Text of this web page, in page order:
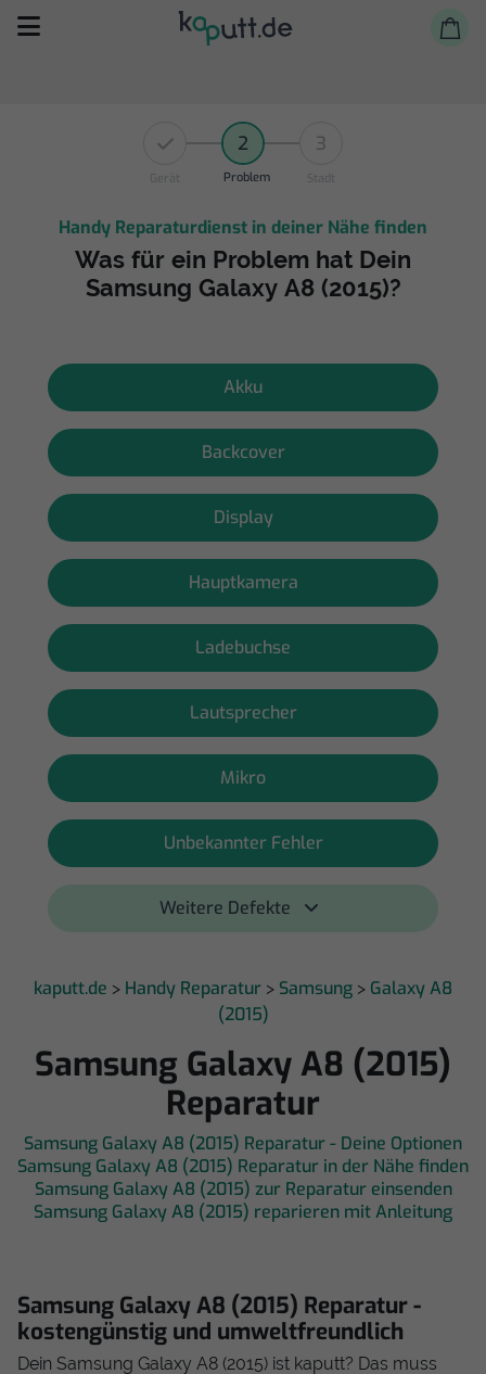
Selbst reparieren
Reparieren lassen
Shop
2
Problem
3
Handy Reparaturdienst in deiner Nähe finden
Was für ein Problem hat Dein
Samsung Galaxy A8 (2015)?
Akku
Backcover
Display
Hauptkamera
Ladebuchse
Lautsprecher
Mikro
Unbekannter Fehler
Weitere Defekte
kaputt.de > Handy Reparatur > Samsung > Galaxy A8
(2015)
Samsung Galaxy A8 (2015)
Reparatur
Samsung Galaxy A8 (2015) Reparatur - Deine Optionen
Samsung Galaxy A8 (2015) Reparatur in der Nähe finden
Samsung Galaxy A8 (2015) zur Reparatur einsenden
Samsung Galaxy A8 (2015) reparieren mit Anleitung
Samsung Galaxy A8 (2015) Reparatur -
kostengünstig und umweltfreundlich
Dein Samsung Galaxy A8 (2015) ist kaputt? Das muss